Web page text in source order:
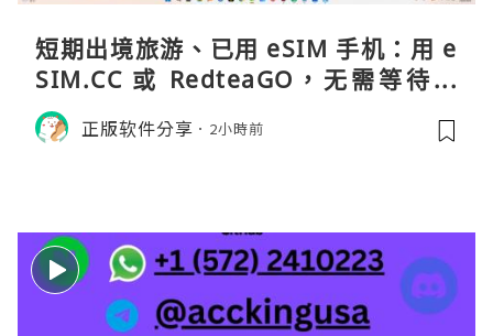
短期出境旅游、已用 eSIM 手机：用 e
SIM.CC 或 RedteaGO，无需等待收
货。需要“当地号码 + 通话短信”（如
打车、外卖、客户联络）：优先 Redt
正版软件分享 2小時前